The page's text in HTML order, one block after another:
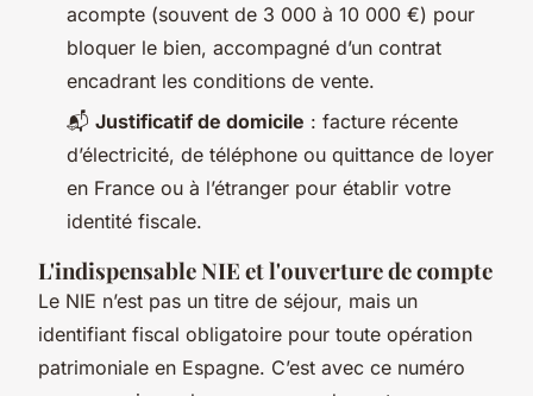
acompte (souvent de 3 000 à 10 000 €) pour
bloquer le bien, accompagné d’un contrat
encadrant les conditions de vente.
📬 Justificatif de domicile : facture récente
d’électricité, de téléphone ou quittance de loyer
en France ou à l’étranger pour établir votre
identité fiscale.
L'indispensable NIE et l'ouverture de compte
Le NIE n’est pas un titre de séjour, mais un
identifiant fiscal obligatoire pour toute opération
patrimoniale en Espagne. C’est avec ce numéro